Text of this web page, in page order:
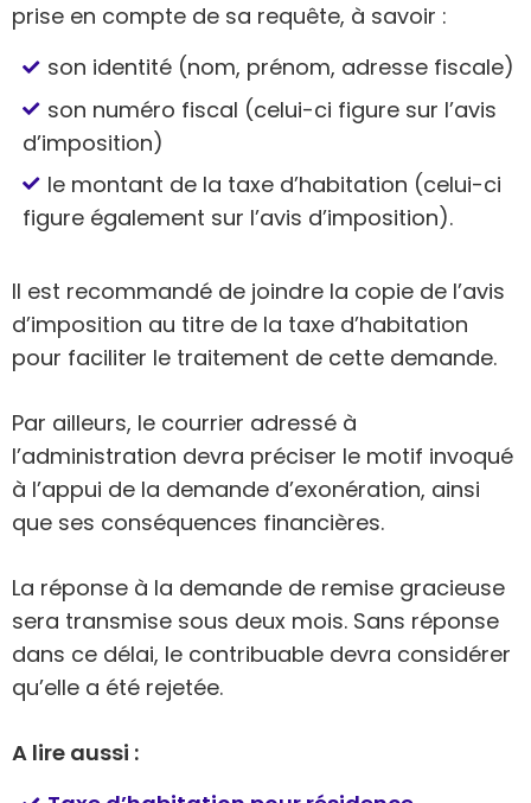
prise en compte de sa requête, à savoir :
son identité (nom, prénom, adresse fiscale)
son numéro fiscal (celui-ci figure sur l’avis
d’imposition)
le montant de la taxe d’habitation (celui-ci
figure également sur l’avis d’imposition).
Il est recommandé de joindre la copie de l’avis
d’imposition au titre de la taxe d’habitation
pour faciliter le traitement de cette demande.
Par ailleurs, le courrier adressé à
l’administration devra préciser le motif invoqué
à l’appui de la demande d’exonération, ainsi
que ses conséquences financières.
La réponse à la demande de remise gracieuse
sera transmise sous deux mois. Sans réponse
dans ce délai, le contribuable devra considérer
qu’elle a été rejetée.
A lire aussi :